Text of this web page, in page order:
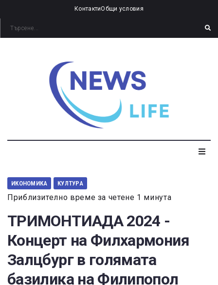
КонтактиОбщи условия
ИКОНОМИКА КУЛТУРА
Приблизително време за четене 1 минута
ТРИМОНТИАДА 2024 -
Концерт на Филхармония
Залцбург в голямата
базилика на Филипопол